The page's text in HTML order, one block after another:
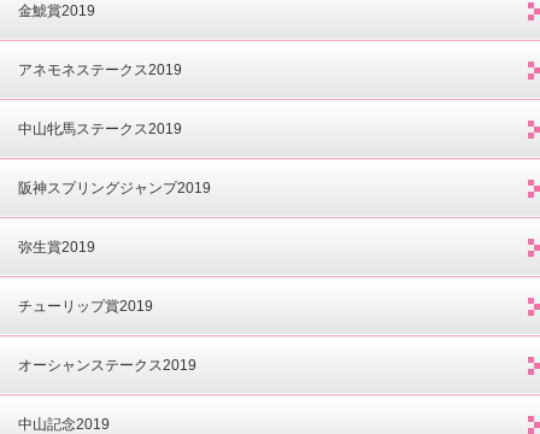
金鯱賞2019
アネモネステークス2019
中山牝馬ステークス2019
阪神スプリングジャンプ2019
弥生賞2019
チューリップ賞2019
オーシャンステークス2019
中山記念2019